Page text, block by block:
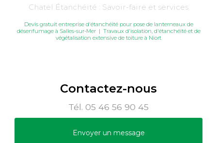
Chatel Étanchéité : Savoir-faire et services
Devis gratuit entreprise d'étanchéité pour pose de lanterneaux de
désenfumage à Salles-sur-Mer| Travaux d'isolation, d'étanchéité et de
végétalisation extensive de toiture à Niort
Contactez-nous
Tél. 05 46 56 90 45
Envoyer un message